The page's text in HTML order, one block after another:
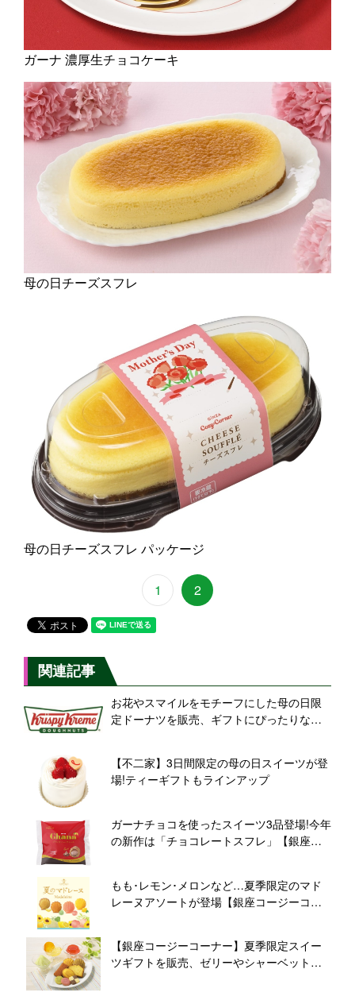
ガーナ 濃厚生チョコケーキ
母の日チーズスフレ
母の日チーズスフレ パッケージ
1 2
関連記事
お花やスマイルをモチーフにした母の日限
定ドーナツを販売、ギフトにぴったりなボ
【不二家】3日間限定の母の日スイーツが登
場!ティーギフトもラインアップ
ガーナチョコを使ったスイーツ3品登場!今年
の新作は「チョコレートスフレ」【銀座コ
もも･レモン･メロンなど…夏季限定のマド
レーヌアソートが登場【銀座コージーコー
【銀座コージーコーナー】夏季限定スイー
ツギフトを販売、ゼリーやシャーベット、